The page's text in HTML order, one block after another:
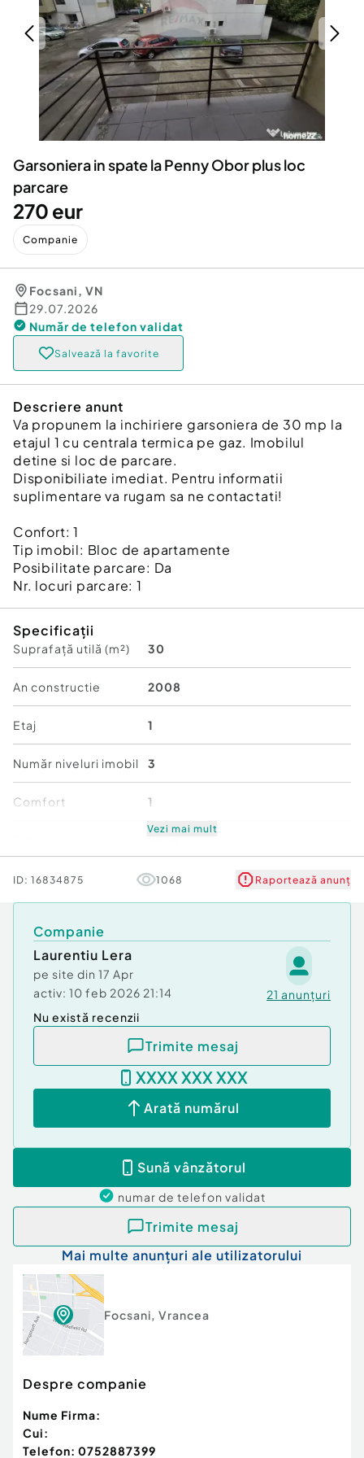
Servicii
Animale de companie
Afaceri și echipamente profesionale
Inchiriere Bunuri si Vehicule
Utilaje agricole si industriale
Piese auto si accesorii
Dacia Duster
Garsoniera in spate la Penny Obor plus loc
parcare
270 eur
Companie
Focsani, VN
29.07.2026
Număr de telefon validat
Salvează la favorite
Descriere anunt
Va propunem la inchiriere garsoniera de 30 mp la
etajul 1 cu centrala termica pe gaz. Imobilul
detine si loc de parcare.
Disponibiliate imediat. Pentru informatii
suplimentare va rugam sa ne contactati!
Confort:1
Tip imobil: Bloc de apartamente
Posibilitate parcare: Da
Nr. locuri parcare:1
Specificații
Suprafață utilă (m²) 30
An constructie 2008
Etaj 1
Număr niveluri imobil 3
Comfort 1
Vezi mai mult
ID: 16834875 1068 Raportează anunț
Companie
Laurentiu Lera
pe site din 17 Apr
activ: 10 feb 2026 21:14 21 anunțuri
Nu există recenzii
Trimite mesaj
XXXX XXX XXX
Arată numărul
Sună vânzătorul
numar de telefon validat
Trimite mesaj
Mai multe anunțuri ale utilizatorului
Focsani, Vrancea
Despre companie
Nume Firma:
Cui:
Telefon: 0752887399